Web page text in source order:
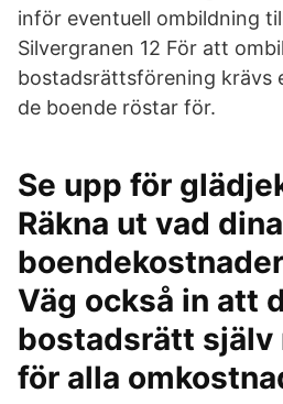
inför eventuell ombildning
Silvergranen 12 För att
bostadsrättsförening krävs
de boende röstar för.
Se upp för
Räkna ut vad dina
Väg också in att
bostadsrätt själv
för alla